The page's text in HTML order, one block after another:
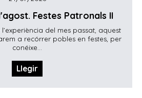
Festes Patronals II
del mes passat, aquest
a recórrer pobles en festes, per
conéixe...
Llegir